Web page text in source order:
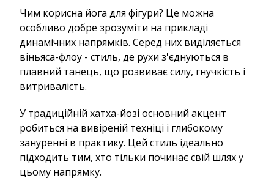
Чим корисна йога для фігури? Це можна
особливо добре зрозуміти на прикладі
динамічних напрямків. Серед них виділяється
віньяса-флоу - стиль, де рухи з'єднуються в
плавний танець, що розвиває силу, гнучкість і
витривалість.
У традиційній хатха-йозі основний акцент
робиться на вивіреній техніці і глибокому
зануренні в практику. Цей стиль ідеально
підходить тим, хто тільки починає свій шлях у
цьому напрямку.